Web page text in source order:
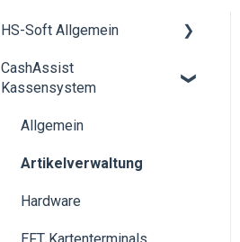
HS-Soft Allgemein
Schulung
Hardwarekomponenten
CashAssist
Kassensystem
Allgemein
Artikelverwaltung
Hardware